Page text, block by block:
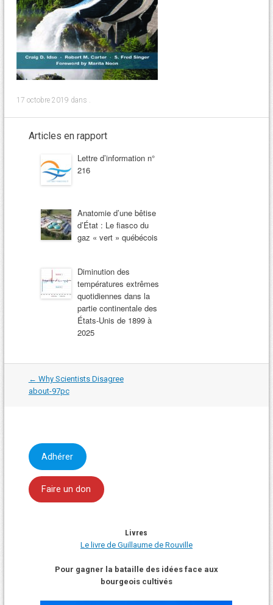
17 octobre 2019 dans .
Articles en rapport
Lettre d’information n°
216
Anatomie d’une bêtise
d’État : Le fiasco du
gaz « vert » québécois
Diminution des
températures extrêmes
quotidiennes dans la
partie continentale des
États-Unis de 1899 à
2025
Navigation
dans
les
← Why Scientists Disagree
about-97pc
Adhérer
Faire un don
Livres
Le livre de Guillaume de Rouville
Pour gagner la bataille des idées face aux
bourgeois cultivés